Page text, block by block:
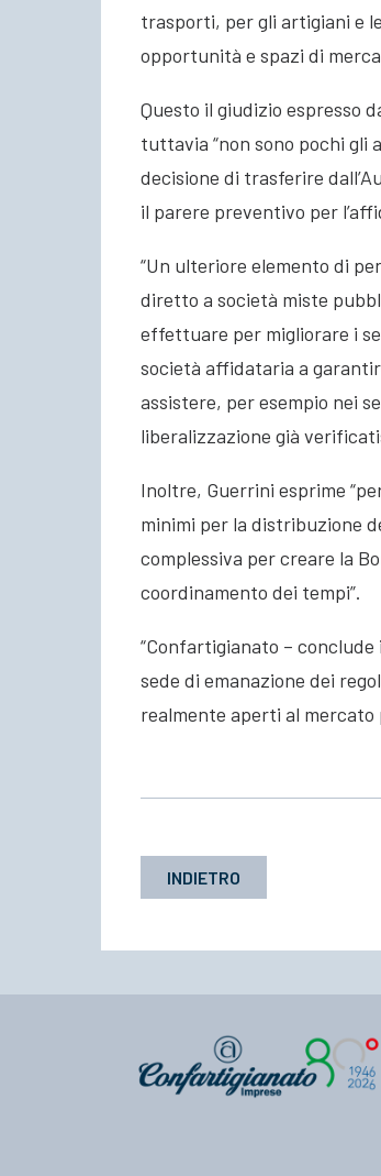
trasporti, per gli artigiani e
opportunità e spazi di
Questo il giudizio espresso
tuttavia “non sono pochi gli
decisione di trasferire
il parere preventivo per
“Un ulteriore elemento di
diretto a società miste
effettuare per migliorare i
società affidataria a
assistere, per esempio nei
liberalizzazione già
Inoltre, Guerrini esprime
minimi per la distribuzione
complessiva per creare la
coordinamento dei tempi”.
“Confartigianato –
sede di emanazione dei
realmente aperti al mercato
INDIETRO